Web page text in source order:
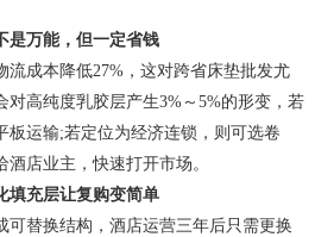
万能，但一定省钱
成本降低27%，这对跨省床垫批发尤
对高纯度乳胶层产生3%～5%的形变，若
板运输;若定位为经济连锁，则可选卷
店业主，快速打开市场。
填充层让复购变简单
替换结构，酒店运营三年后只需更换